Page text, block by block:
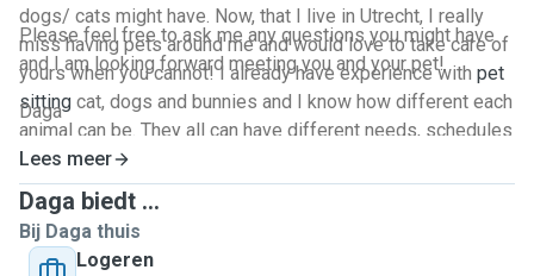
dogs/ cats might have. Now, that I live in Utrecht, I really
miss having pets around me and would love to take care of
yours when you cannot! I already have experience with pet
sitting cat, dogs and bunnies and I know how different each
animal can be. They all can have different needs, schedules
etc. For most of the time I am working from home, so I am
able to give lots of attention. Ifneeded Ican give them
medicine/injections
Please feel free to ask me any questions you might have
and I am looking forward meeting you and your pet!
Daga
Lees meer
Daga biedt ...
Bij Daga thuis
Logeren